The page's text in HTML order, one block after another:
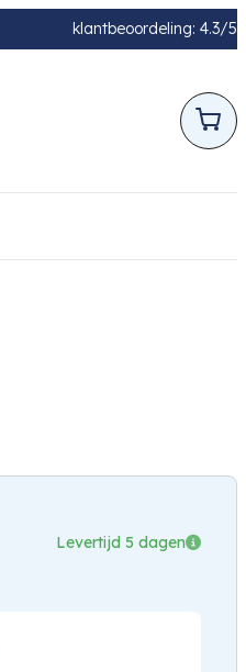
klantbeoordeling: 4.3/5
Levertijd 5 dagen